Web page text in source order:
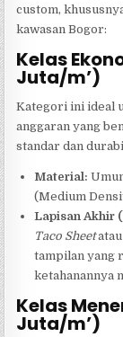
custom,
kawasan Bogor:
Kelas
Juta/m’)
Kategori ini ideal
anggaran yang
standar dan
Material:
(Medium
Lapisan Akhir (
Taco Sheetatau
tampilan yang
ketahanannya
Kelas
Juta/m’)